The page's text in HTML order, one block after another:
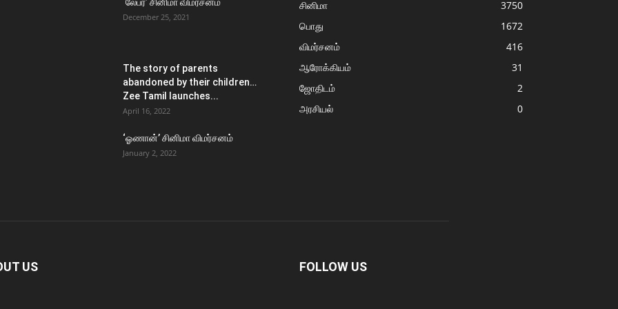
December 25, 2021
The story of parents
abandoned by their children…
Zee Tamil launches...
April 16, 2022
‘ஓணான்’ சினிமா விமர்சனம்
January 2, 2022
சினிமா
3750
பொது
1672
விமர்சனம்
416
ஆரோக்கியம்
31
ஜோதிடம்
2
அரசியல்
0
US FOLLOW US